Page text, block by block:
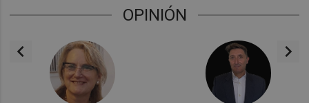
OPINIÓN
chevron_left chevron_right